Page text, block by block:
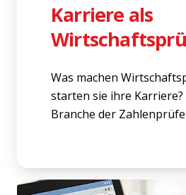
Karriere als
Was machen
starten sie ihre Karriere?
Branche der